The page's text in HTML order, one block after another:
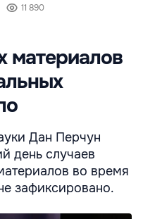
11 890
материалов
Дан Перчун
день случаев
во время
зафиксировано.